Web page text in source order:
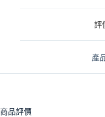
評
產
商品評價